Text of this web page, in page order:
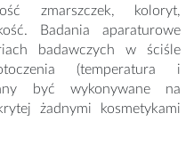
zmarszczek, koloryt,
Badania aparaturowe
badawczych w ściśle
(temperatura i
być wykonywane na
żadnymi kosmetykami